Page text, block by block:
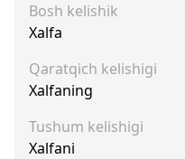
Bosh kelishik
Xalfa
Qaratqich kelishigi
Xalfaning
Tushum kelishigi
Xalfani